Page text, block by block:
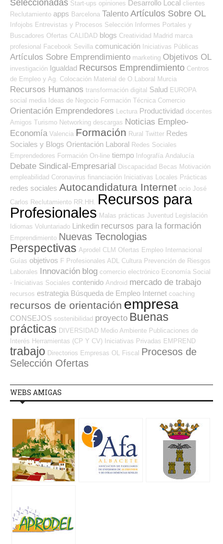
Seleccionadas Start-ups opiniones Desarrollo Local clientes
Reclutamiento apps Barcelona Talento Artículos Sobre OL
Infojobs Entrevistas y Procesos Selección Informes Portales y
Buscadores Ofertas CALIDAD blogs Creatividad Madrid marca
profesional
Facebook Sevilla comunicación Iniciativas Públicas
Artículos Sobre Emprendimiento marketing Objetivos OL
investigación Igualdad Recursos Emprendimiento Centros
de Empleo y Ag. Colocación Material de O.Laboral Murcia
Recursos Humanos transformación digital Salud EUROPA
social media
Ideas de Negocio Formación Técnica Comercio
Orientación Emprendedores Lectura Productividad docentes
Amigos Turismo Networking descargas Noticias Empleo-
Economía Valencia Formación Rural Twitter Redes
Sociales y Blogs Orientación Laboral Redes Sociales
Emprendedores Formación On-line tiempo Infografía Andalucía
Debate Sindical-Empresarial Discapacidad Becas Motivación
empleabilidad Coronavirus financiación Iniciativas Locales Prácticas
redes sociales Autocandidatura Internet ocio José
Carlos Reclutamiento RR.HH.
Recursos para
Profesionales Malas prácticas Juventud
Legislación
Idiomas Voluntariado Linkedin recursos para la formación
Emprendimiento Nuevas Tecnologias
Perspectivas Aprodel CLM Ofertas Empleo Internacional
Guías objetivos F Profesionales ADL Cultura Prevención de Riesgos
Laborales Innovación blog comercio electrónico Economía Social
- Iniciativas Sociales contenido Android mercado de trabajo
recursos estrategia Búsqueda de Empleo Internet coaching
recursos de orientación empresa
CONSEJOS sostenibilidad proyecto Buenas
prácticas DIVERSIDAD Medio Ambiente Publicaciones de
Interés Herramientas (CP Y CV) Iniciativas Privadas EMPREND
trabajo Directorios Empresas OL Fiscal Procesos de
Selección Ofertas
WEBS AMIGAS